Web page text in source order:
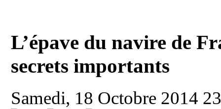
L’épave du navire de
secrets importants
Samedi, 18 Octobre 2014